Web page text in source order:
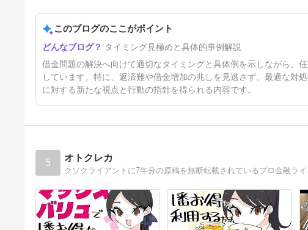
このブログのここがポイント
タイミング見極めと具体的事例解説
借金問題の解決へ向けて適切なタイミングと具体例を示しながら、
しています。特に、返済難や借金増加の兆しを見逃さず、最適な対
に対する新たな視点と行動の指針を得られる内容です。
5 オトクレカ